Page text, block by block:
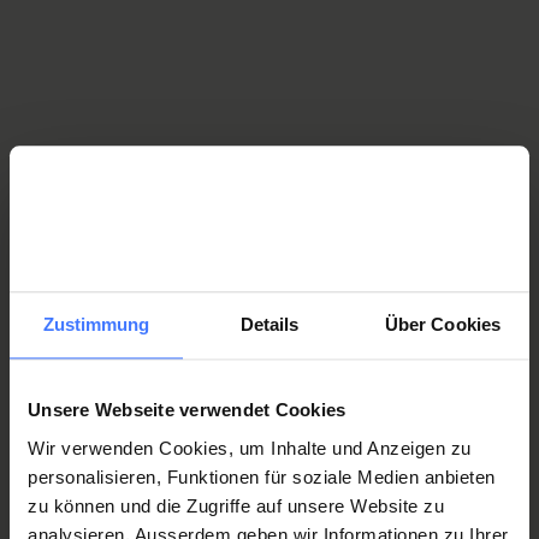
Zustimmung Details Über Cookies
Unsere Webseite verwendet Cookies
Wir verwenden Cookies, um Inhalte und Anzeigen zu
personalisieren, Funktionen für soziale Medien anbieten
zu können und die Zugriffe auf unsere Website zu
ALS-Betroffene
Jahresbericht 2024